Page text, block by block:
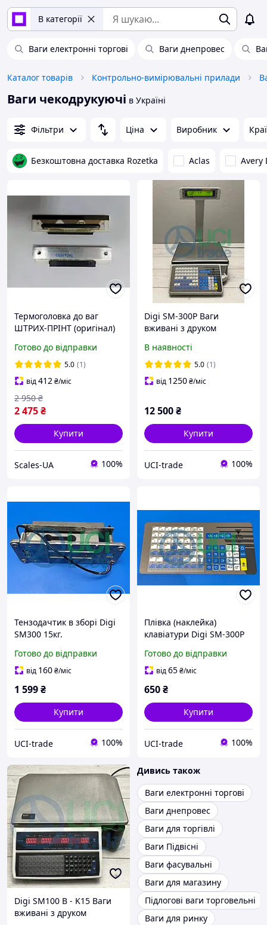
В категорії
Ваги електронні торгові Ваги днепровес
Каталог товарів Контрольно-вимірювальні прилади
Ваги чекодрукуючі в Україні
Фільтри Ціна Виробник
Безкоштовна доставка Rozetka Aclas Avery
Термоголовка до ваг
ШТРИХ-ПРІНТ (оригінал)
Готово до відправки
5.0 (1)
від412₴/міс
2 475₴
2 950 ₴
Купити
Scales-UA 100%
Digi SM-300P Ваги
вживані з друком
В наявності
5.0 (1)
від 1250₴/міс
12 500₴
Купити
UCI-trade 100%
Тензодачтик в зборі Digi
SM300 15кг.
Готово до відправки
від 160₴/міс
1 599₴
Купити
UCI-trade 100%
Плівка (наклейка)
клавіатури Digi SM-300P
Готово до відправки
від65₴/міс
650₴
Купити
UCI-trade 100%
Digi SM100 B - K15 Ваги
вживані з друком
Дивись також
Ваги електронні торгові
Ваги днепровес
Ваги для торгівлі
Ваги Підвісні
Ваги фасувальні
Ваги для магазину
Підлогові ваги торговельні
Ваги для ринку